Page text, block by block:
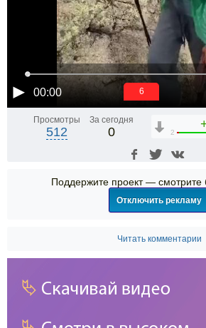
00:00 6
Просмотры
512
За сегодня
0 2
Поддержите проект — смотрите
Отключить рекламу
Читать комментарии